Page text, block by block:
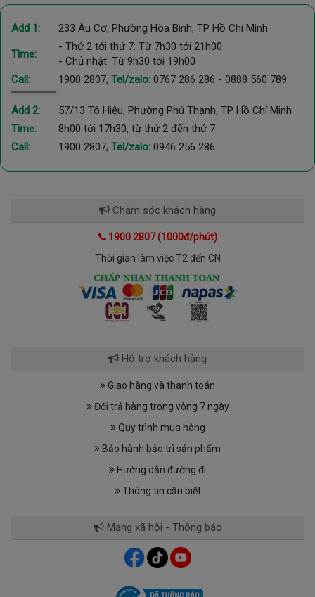
Add 1: 233 Âu Cơ, Phường Hòa Bình, TP Hồ Chí Minh
Time:
- Thứ 2 tới thứ 7: Từ 7h30 tới 21h00
- Chủ nhật: Từ 9h30 tới 19h00
Call:
1900 2807, Tel/zalo: 0767 286 286 - 0888 560 789
Add 2:
57/13 Tô Hiệu, Phường Phú Thạnh, TP Hồ Chí Minh
Time:
8h00 tới 17h30, từ thứ 2 đến thứ 7
Call:
1900 2807, Tel/zalo: 0946 256 286
Chăm sóc khách hàng
1900 2807 (1000đ/phút)
Thời gian làm việc T2 đến CN
Hỗ trợ khách hàng
Giao hàng và thanh toán
Đổi trả hàng trong vòng 7 ngày
Quy trình mua hàng
Bảo hành bảo trì sản phẩm
Hướng dẫn đường đi
Thông tin cần biết
Mạng xã hội - Thông báo